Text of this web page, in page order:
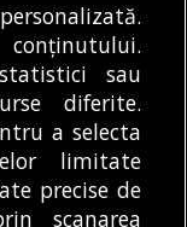
TRS Design.
(EU)
Cookie
Policy
sau
diferite.
a selecta
limitate
precise de
scanarea